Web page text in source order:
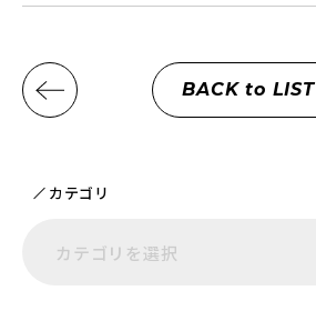
BACK to LIST
カテゴリ
カテゴリを選択